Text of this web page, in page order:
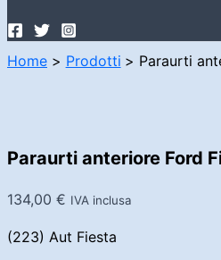
Home Prodotti Paraurti
Paraurti anteriore Ford
134,00 € IVA inclusa
(223) Aut Fiesta